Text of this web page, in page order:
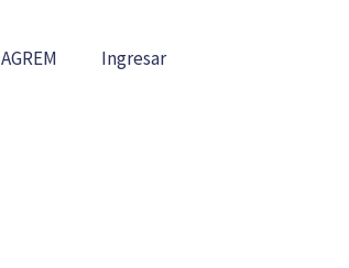
AGREM Ingresar